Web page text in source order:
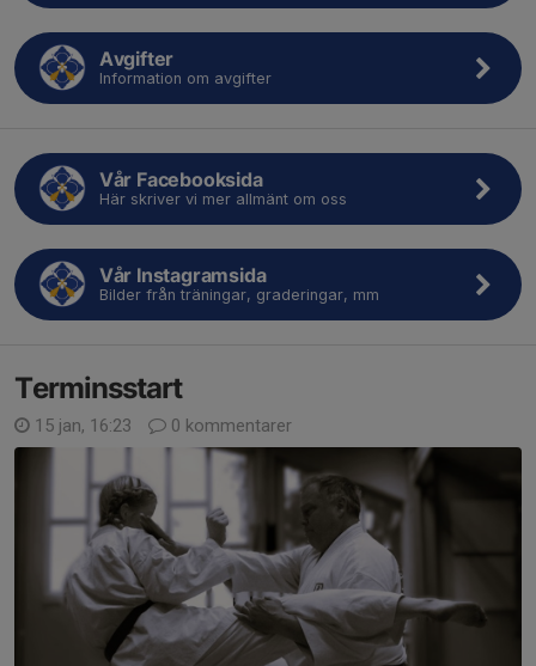
Avgifter
Information om avgifter
Vår Facebooksida
Här skriver vi mer allmänt om oss
Vår Instagramsida
Bilder från träningar, graderingar, mm
Terminsstart
15 jan, 16:23 0 kommentarer